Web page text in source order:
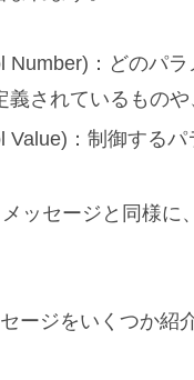
：どのパ
されているもの
Value)：制御する
ッセージと同様
ージをいくつか紹